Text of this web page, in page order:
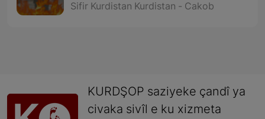
Sifir Kurdistan Kurdistan - Cakob
KURDŞOP saziyeke çandî ya
civaka sivîl e ku xizmeta